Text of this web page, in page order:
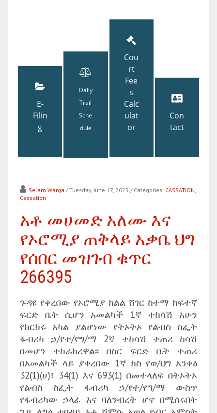
E-
Filin
g
Daily
Trail
Sche
dule
Cou
rt
Fee
s
Calc
ulat
or
Con
tact
Selam Warga / Tuesday, June 17, 2025 / Categories: CASSATION,
Cassation
አቶ መሀመድ አለሙ እና
የኦሮሚያ ጠቅላይ አቃቤ ህግ
የሰበር መዝገብ ቁጥር
266395
ጉዳዩ የቀረበው የኦሮሚያ ክልል ሸገር ከተማ ከፍተኛ
ፍርድ ቤት ሲሆን አመልካች 1ኛ ተከሳሽ አሁን
የክርክሩ አካል ያልሆነው የትኦትኦ የልብስ ስፌት
ፋብሪካ ኃ/የተ/የግ/ማ 2ኛ ተከሳሽ ተጠሪ ከሳሽ
በመሆን ተከራክረዋል፡፡ በስር ፍርድ ቤት ተጠሪ
በአመልካች ላይ ያቀረበው 1ኛ ክስ የወ/ህግ አንቀፅ
32(1)(ሀ)፣ 34(1) እና 693(1) በመተላለፍ በትኦትኦ
የልብስ ስፌት ፋብሪካ ኃ/የተ/የግ/ማ ውስጥ
የፋብሪካው ኃላፊ እና ባለንብረት ሆኖ በሚሰሩበት